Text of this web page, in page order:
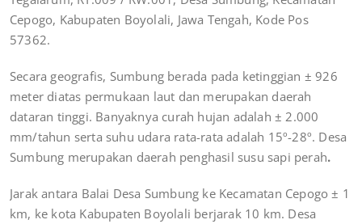
Cepogo, Kabupaten Boyolali, Jawa Tengah, Kode Pos
57362.
Secara geografis, Sumbung berada pada ketinggian ± 926
meter diatas permukaan laut dan merupakan daerah
dataran tinggi. Banyaknya curah hujan adalah ± 2.000
mm/tahun serta suhu udara rata-rata adalah 15º-28º. Desa
Sumbung merupakan daerah penghasil susu sapi perah.
Jarak antara Balai Desa Sumbung ke Kecamatan Cepogo ± 1
km, ke kota Kabupaten Boyolali berjarak 10 km. Desa